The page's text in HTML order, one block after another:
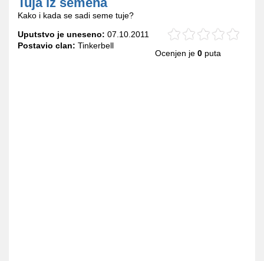
Kako i kada se sadi seme tuje?
Uputstvo je uneseno: 07.10.2011
Postavio clan: Tinkerbell
Ocenjen je 0 puta